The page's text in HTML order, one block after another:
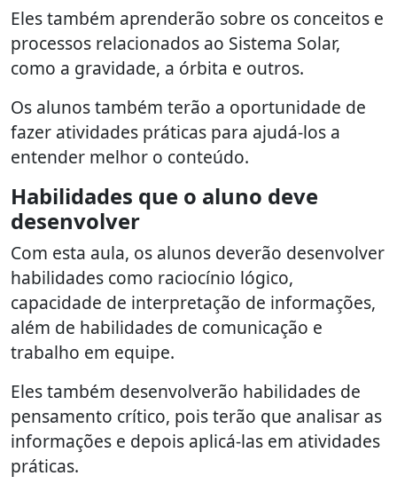
Eles também aprenderão sobre os conceitos e
processos relacionados ao Sistema Solar,
como a gravidade, a órbita e outros.
Os alunos também terão a oportunidade de
fazer atividades práticas para ajudá-los a
entender melhor o conteúdo.
Habilidades que o aluno deve
desenvolver
Com esta aula, os alunos deverão desenvolver
habilidades como raciocínio lógico,
capacidade de interpretação de informações,
além de habilidades de comunicação e
trabalho em equipe.
Eles também desenvolverão habilidades de
pensamento crítico, pois terão que analisar as
informações e depois aplicá-las em atividades
práticas.